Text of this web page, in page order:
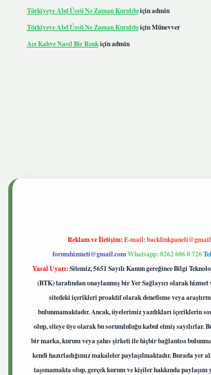
Türkiyeye Abd Üssü Ne Zaman Kurulduiçinadmin
Türkiyeye Abd Üssü Ne Zaman KurulduiçinMünevver
Acı Kahve Nasıl Bir Renkiçinadmin
Reklam ve İletişim:E-mail:
forumhizmeti@gmail.comWhatsapp: 0262 606 0 726
Yasal Uyarı:Sitemiz, 5651 Sayılı Kanun gereğince Bilgi
(BTK) tarafından onaylanmış bir Yer Sağlayıcı olarak hizmet
sitedeki içerikleri proaktif olarak denetleme veya
bulunmamaktadır. Ancak, üyelerimiz yazdıkları içeriklerin
olup, siteye üye olarak bu sorumluluğu kabul etmiş sayılırlar.
bir marka, kurum veya şahıs şirketi ile hiçbir bağlantısı
kendi hazırladığımız makaleler paylaşılmaktadır. Burada yer
taşımamakta olup, gerçek kurum ve kişiler hakkında paylaşım